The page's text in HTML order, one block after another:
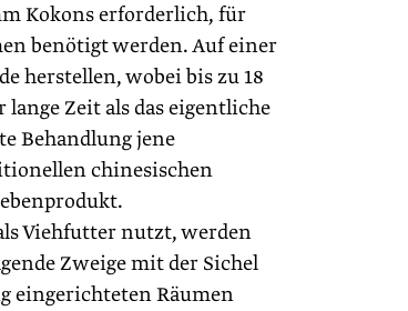
Kokons erforderlich, für
benötigt werden. Auf einer
herstellen, wobei bis zu 18
Zeit als das ­eigentliche
Behandlung jene
chinesischen
Viehfutter nutzt, werden
Zweige mit der Sichel
eingerichteten Räumen